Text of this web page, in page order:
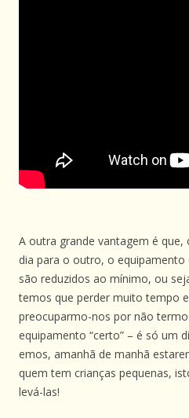
A outra grande vantagem é
dia para o outro, o
são reduzidos ao mínimo, ou
temos que perder muito tempo
preocuparmo-nos por não
equipamento “certo” – é só um
emos, amanhã de manhã
quem tem crianças pequenas,
levá-las!